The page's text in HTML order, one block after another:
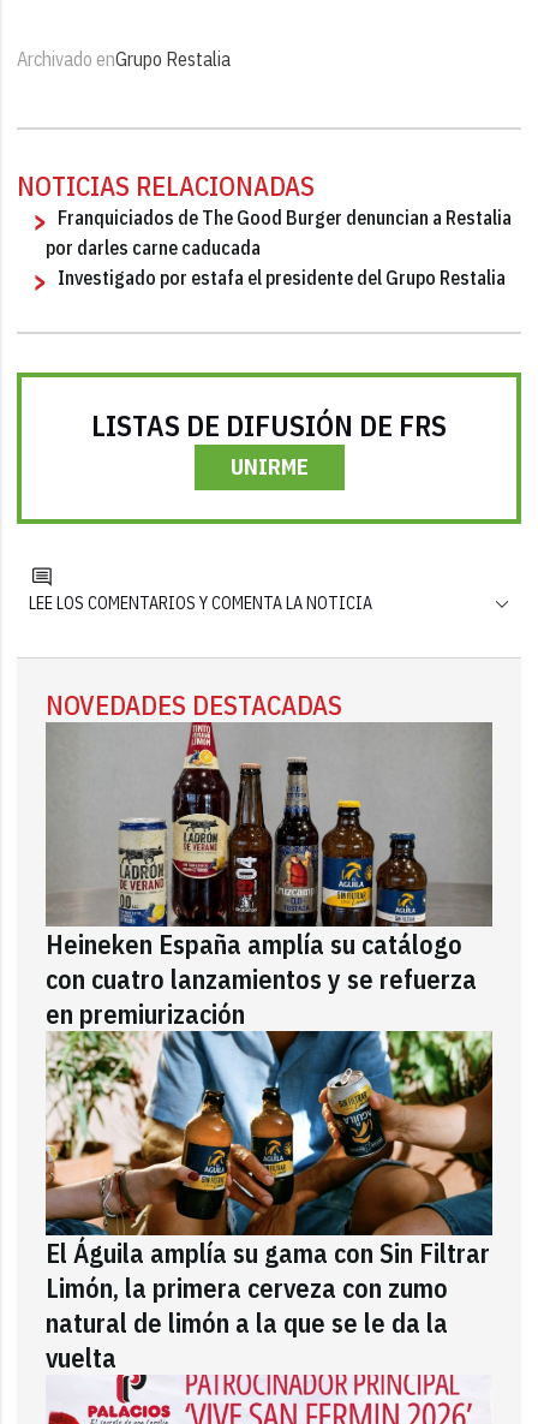
Archivado enGrupo Restalia
NOTICIAS RELACIONADAS
Franquiciados de The Good Burger denuncian a Restalia
por darles carne caducada
Investigado por estafa el presidente del Grupo Restalia
LISTAS DE DIFUSIÓN DE FRS
UNIRME
LEE LOS COMENTARIOS Y COMENTA LA NOTICIA
NOVEDADES DESTACADAS
Heineken España amplía su catálogo
con cuatro lanzamientos y se refuerza
en premiurización
El Águila amplía su gama con Sin Filtrar
Limón, la primera cerveza con zumo
natural de limón a la que se le da la
vuelta